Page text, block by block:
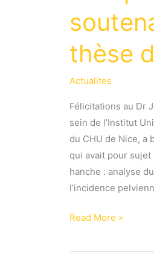
thèse
Actualites
Félicitations au Dr
sein de l’Institut
du CHU de Nice, a
qui avait pour
hanche : analyse
l’incidence
Félicitations
Dr
Read More »